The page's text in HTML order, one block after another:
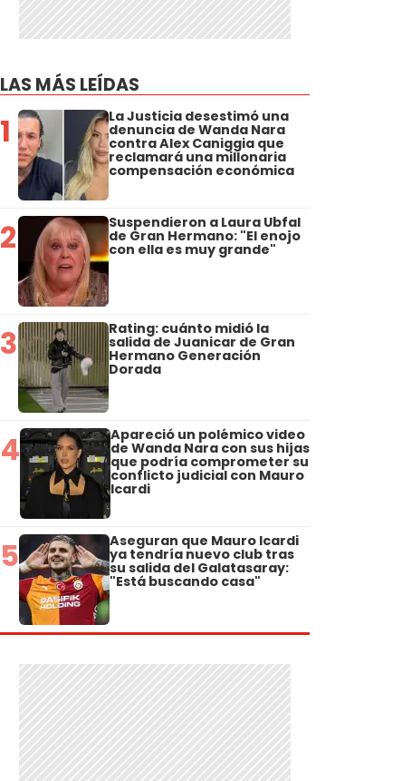
LAS MÁS LEÍDAS
1 La Justicia desestimó una
denuncia de Wanda Nara
contra Alex Caniggia que
reclamará una millonaria
compensación económica
2 Suspendieron a Laura Ubfal
de Gran Hermano: "El enojo
con ella es muy grande"
3 Rating: cuánto midió la
salida de Juanicar de Gran
Hermano Generación
Dorada
4 Apareció un polémico video
de Wanda Nara con sus hijas
que podría comprometer su
conflicto judicial con Mauro
Icardi
5 Aseguran que Mauro Icardi
ya tendría nuevo club tras
su salida del Galatasaray:
"Está buscando casa"